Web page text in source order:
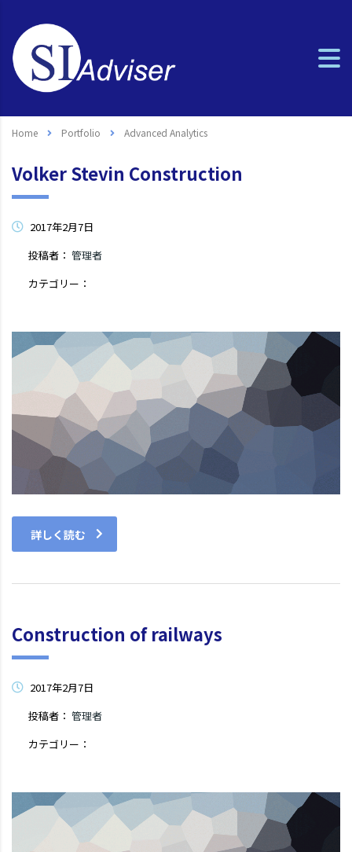
Home Portfolio Advanced Analytics
Volker Stevin Construction
2017年2月7日
投稿者： 管理者
カテゴリー：
詳しく読む
Construction of railways
2017年2月7日
投稿者： 管理者
カテゴリー：